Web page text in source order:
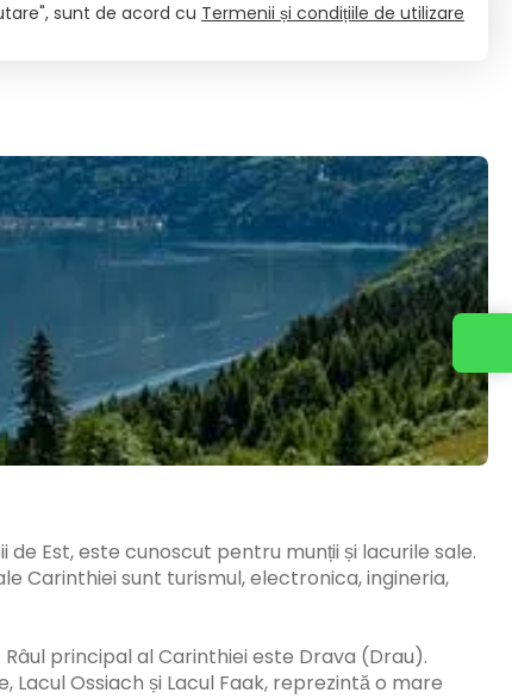
sunt de acord cu Termenii și condițiile de utilizare
Est, este cunoscut pentru munții și lacurile sale.
Carinthiei sunt turismul, electronica, ingineria,
principal al Carinthiei este Drava (Drau).
Lacul Ossiach și Lacul Faak, reprezintă o mare